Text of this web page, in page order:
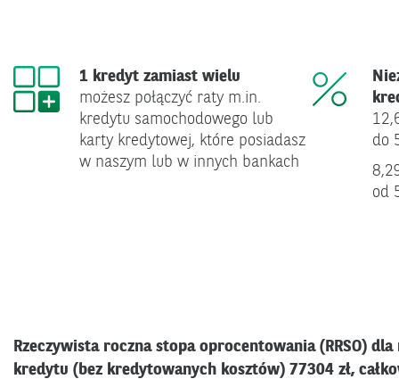
1 kredyt zamiast wielu
możesz połączyć raty m.in.
kredytu samochodowego lub
karty kredytowej, które posiadasz
w naszym lub w innych bankach
do
od
Rzeczywista roczna stopa oprocentowania (RRSO)
kredytu (bez kredytowanych kosztów) 77304 zł,